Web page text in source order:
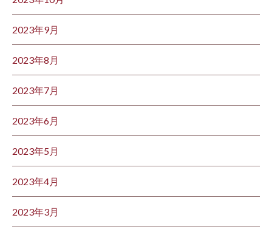
2023年9月
2023年8月
2023年7月
2023年6月
2023年5月
2023年4月
2023年3月